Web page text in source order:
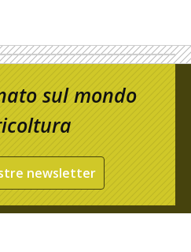
sul mondo
newsletter